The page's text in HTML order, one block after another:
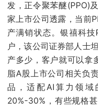
发，正令聚苯醚(PPO)
家上市公司透露，当前
产满销状态。银禧科
户，该公司证券部人士
产多少，客户就可以拿
脂A股上市公司相关负
品，适配AI算力领域
20%-30%，有些规格